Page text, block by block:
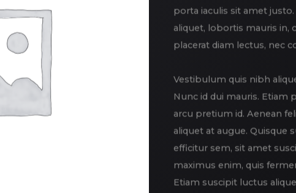
porta iaculis sit amet
aliquet, lobortis mauris in,
placerat diam lectus, nec
Vestibulum quis nibh
Nunc id dui mauris. Etiam
arcu pretium id. Aenean
aliquet at augue. Quisque
efficitur sem, sit amet
maximus enim, quis
Etiam suscipit luctus